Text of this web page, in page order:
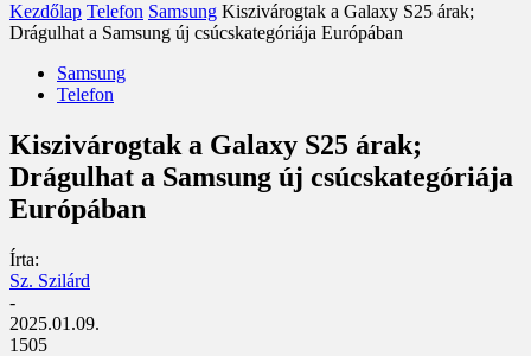
Kezdőlap Telefon Samsung Kiszivárogtak a Galaxy S25 árak;
Drágulhat a Samsung új csúcskategóriája Európában
Samsung
Telefon
Kiszivárogtak a Galaxy S25 árak;
Drágulhat a Samsung új csúcskategóriája
Európában
Írta:
Sz. Szilárd
-
2025.01.09.
1505